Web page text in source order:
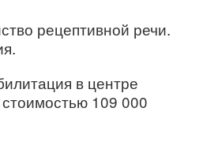
рецептивной речи.
в центре
109 000